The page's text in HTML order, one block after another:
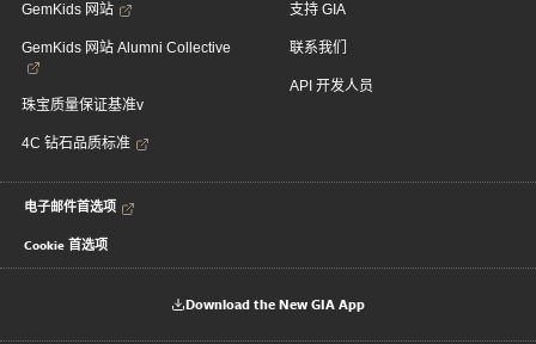
GemKids 网站
GemKids 网站 Alumni Collective
珠宝质量保证基准v
4C 钻石品质标准
支持 GIA
联系我们
API 开发人员
电子邮件首选项
Cookie 首选项
Download the New GIA App